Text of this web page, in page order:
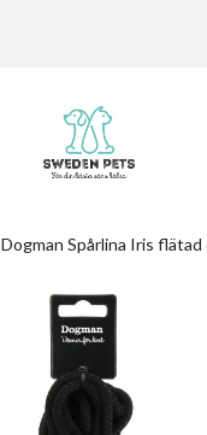
Dogman Spårlina Iris flätad